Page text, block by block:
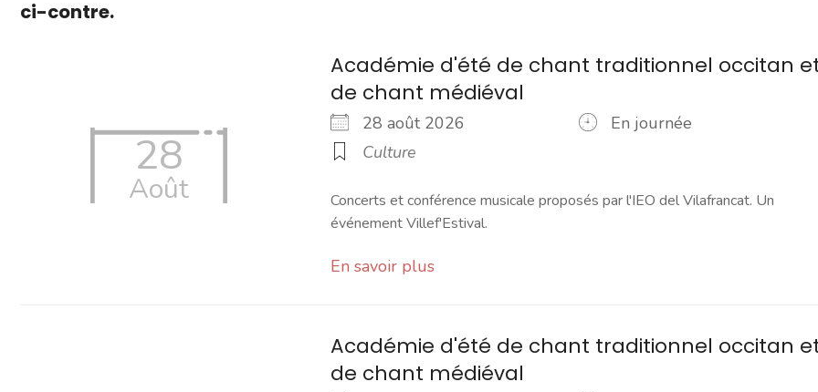
ci-contre.
28
Août
Académie d'été de chant traditionnel occitan
de chant médiéval
28 août 2026
En journée
Culture
Concerts et conférence musicale proposés par l'IEO del Vilafrancat. Un
événement Villef'Estival.
En savoir plus
Académie d'été de chant traditionnel occitan
de chant médiéval